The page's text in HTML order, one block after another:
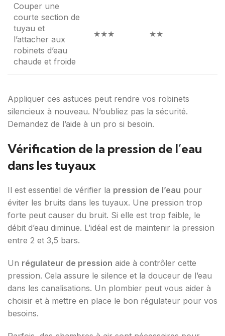
Couper une
courte section de
tuyau et
l’attacher aux
robinets d’eau
chaude et froide
★★★ ★★
Appliquer ces astuces peut rendre vos robinets
silencieux à nouveau. N’oubliez pas la sécurité.
Demandez de l’aide à un pro si besoin.
Vérification de la pression de l’eau
dans les tuyaux
Il est essentiel de vérifier la pression de l’eau pour
éviter les bruits dans les tuyaux. Une pression trop
forte peut causer du bruit. Si elle est trop faible, le
débit d’eau diminue. L’idéal est de maintenir la pression
entre 2 et 3,5 bars.
Un régulateur de pression aide à contrôler cette
pression. Cela assure le silence et la douceur de l’eau
dans les canalisations. Un plombier peut vous aider à
choisir et à mettre en place le bon régulateur pour vos
besoins.